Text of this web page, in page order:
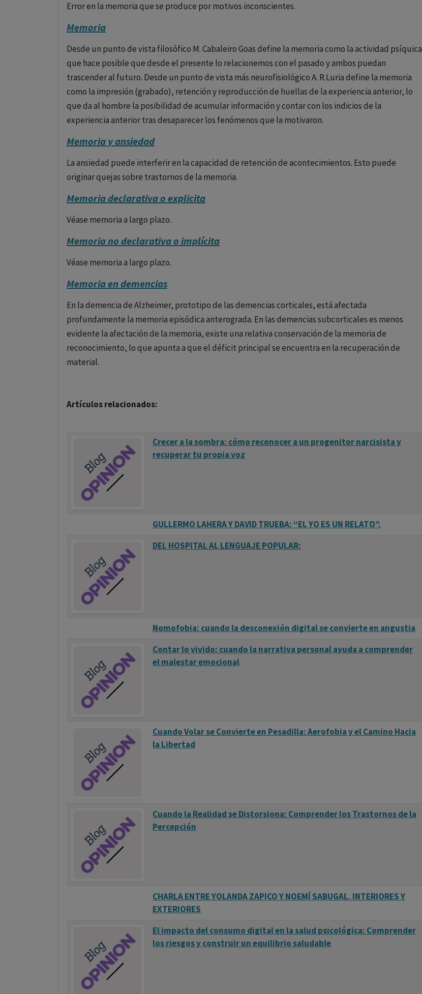
Error en la memoria que se produce por motivos inconscientes.
Memoria
Desde un punto de vista filosófico M. Cabaleiro Goas define la memoria como la actividad psíquica
que hace posible que desde el presente lo relacionemos con el pasado y ambos puedan
trascender al futuro. Desde un punto de vista más neurofisiológico A. R.Luria define la memoria
como la impresión (grabado), retención y reproducción de huellas de la experiencia anterior, lo
que da al hombre la posibilidad de acumular información y contar con los indicios de la
experiencia anterior tras desaparecer los fenómenos que la motivaron.
Memoria y ansiedad
La ansiedad puede interferir en la capacidad de retención de acontecimientos. Esto puede
originar quejas sobre trastornos de la memoria.
Memoria declarativa o explicita
Véase memoria a largo plazo.
Memoria no declarativa o implícita
Véase memoria a largo plazo.
Memoria en demencias
En la demencia de Alzheimer, prototipo de las demencias corticales, está afectada
profundamente la memoria episódica anterograda. En las demencias subcorticales es menos
evidente la afectación de la memoria, existe una relativa conservación de la memoria de
reconocimiento, lo que apunta a que el déficit principal se encuentra en la recuperación de
material.
Artículos relacionados:
Crecer a la sombra: cómo reconocer a un progenitor narcisista y
recuperar tu propia voz
GULLERMO LAHERA Y DAVID TRUEBA: “EL YO ES UN RELATO”.
DEL HOSPITAL AL LENGUAJE POPULAR:
Nomofobia: cuando la desconexión digital se convierte en angustia
Contar lo vivido: cuando la narrativa personal ayuda a comprender
el malestar emocional
Cuando Volar se Convierte en Pesadilla: Aerofobia y el Camino Hacia
la Libertad
Cuando la Realidad se Distorsiona: Comprender los Trastornos de la
Percepción
CHARLA ENTRE YOLANDA ZAPICO Y NOEMÍ SABUGAL. INTERIORES Y
EXTERIORES
El impacto del consumo digital en la salud psicológica: Comprender
los riesgos y construir un equilibrio saludable